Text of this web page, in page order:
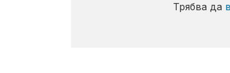
Трябва да